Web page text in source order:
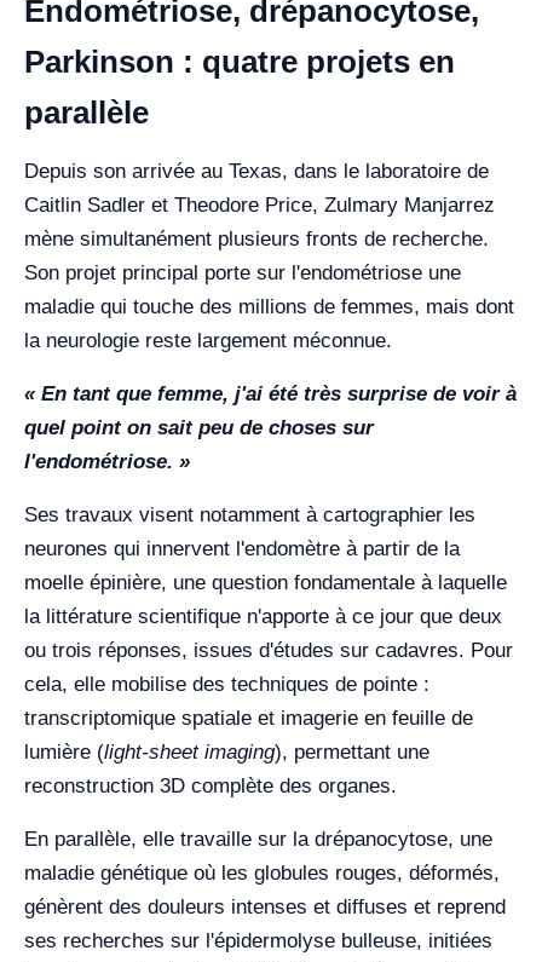
Endométriose, drépanocytose,
Parkinson : quatre projets en
parallèle
Depuis son arrivée au Texas, dans le laboratoire de
Caitlin Sadler et Theodore Price, Zulmary Manjarrez
mène simultanément plusieurs fronts de recherche.
Son projet principal porte sur l'endométriose une
maladie qui touche des millions de femmes, mais dont
la neurologie reste largement méconnue.
« En tant que femme, j'ai été très surprise de voir à
quel point on sait peu de choses sur
l'endométriose. »
Ses travaux visent notamment à cartographier les
neurones qui innervent l'endomètre à partir de la
moelle épinière, une question fondamentale à laquelle
la littérature scientifique n'apporte à ce jour que deux
ou trois réponses, issues d'études sur cadavres. Pour
cela, elle mobilise des techniques de pointe :
transcriptomique spatiale et imagerie en feuille de
lumière (light-sheet imaging), permettant une
reconstruction 3D complète des organes.
En parallèle, elle travaille sur la drépanocytose, une
maladie génétique où les globules rouges, déformés,
génèrent des douleurs intenses et diffuses et reprend
ses recherches sur l'épidermolyse bulleuse, initiées